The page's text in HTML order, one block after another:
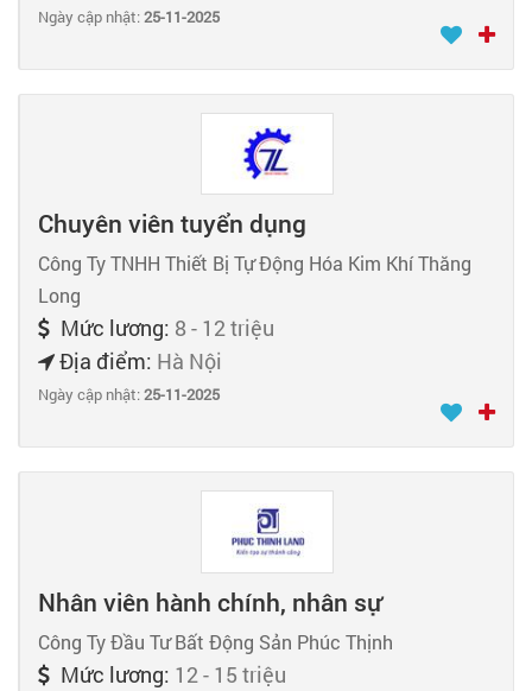
Ngày cập nhật:25-11-2025
Chuyên viên tuyển dụng
Công Ty TNHH Thiết Bị Tự Động Hóa Kim Khí Thăng
Long
Mức lương: 8 - 12 triệu
Địa điểm: Hà Nội
Ngày cập nhật:25-11-2025
Nhân viên hành chính, nhân sự
Công Ty Đầu Tư Bất Động Sản Phúc Thịnh
Mức lương: 12 - 15 triệu